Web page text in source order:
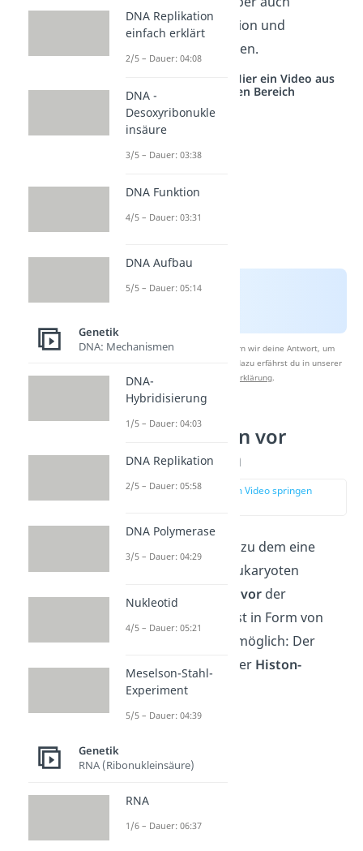
zwischen Transkription und
Translation stattfinden.
Studyflix vernetzt: Hier ein Video aus
einem anderen Bereich
Nach Beantwortung speichern wir deine Antwort, um
Studyflix zu verbessern. Mehr dazu erfährst du in unserer
Datenschutzerklärung
Genregulation vor
Transkription
zur Stelle im Video springen
Der erste Zeitpunkt, zu dem eine
Genregulation bei Eukaryoten
stattfinden kann, istvor der
. Das ist in Form von
Mechanismen möglich: Der
Methylierung und der Histon-
Modifikation
DNA Replikation
einfach erklärt
2/5 – Dauer: 04:08
DNA -
Desoxyribonukle
insäure
3/5 – Dauer: 03:38
DNA Funktion
4/5 – Dauer: 03:31
DNA Aufbau
5/5 – Dauer: 05:14
Genetik
DNA: Mechanismen
DNA-
Hybridisierung
1/5 – Dauer: 04:03
DNA Replikation
2/5 – Dauer: 05:58
DNA Polymerase
3/5 – Dauer: 04:29
Nukleotid
4/5 – Dauer: 05:21
Meselson-Stahl-
Experiment
5/5 – Dauer: 04:39
Genetik
RNA (Ribonukleinsäure)
RNA
1/6 – Dauer: 06:37